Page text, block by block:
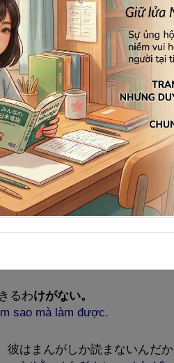
昨
Nghĩa: Hôm qua
日
きのう
ったんだから」
nào? Hôm qua mới mua
わけがないでしょう。
ta lại được mọi người tin
。
るわけがない。
sao mà làm được.
彼はまんがしか読まないんだか